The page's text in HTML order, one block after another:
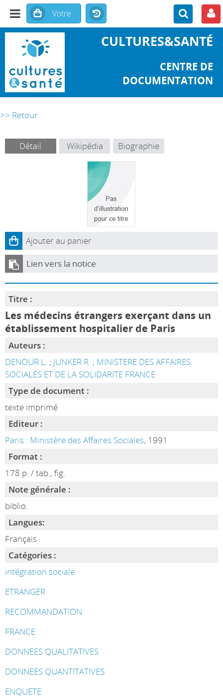
CULTURES&SANTÉ
CENTRE DE
DOCUMENTATION
>> Retour
Détail Wikipédia Biographie
Ajouter au panier
Lien vers la notice
Titre :
Les médecins étrangers exerçant dans un
établissement hospitalier de Paris
Auteurs :
DENOUR L. ; JUNKER R. ; MINISTERE DES AFFAIRES
SOCIALES ET DE LA SOLIDARITE FRANCE
Type de document :
texte imprimé
Editeur :
Paris : Ministère des Affaires Sociales, 1991
Format :
178 p. / tab., fig.
Note générale :
biblio.
Langues:
Français
Catégories :
intégration sociale
ETRANGER
RECOMMANDATION
FRANCE
DONNEES QUALITATIVES
DONNEES QUANTITATIVES
ENQUETE